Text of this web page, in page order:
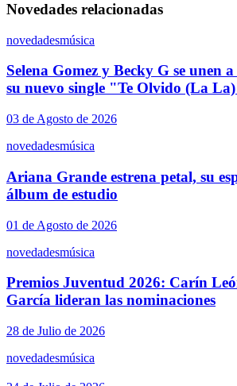
Novedades relacionadas
novedadesmúsica
Selena Gomez y Becky G se unen
su nuevo single "Te Olvido (La
03 de Agosto de 2026
novedadesmúsica
Ariana Grande estrena petal, su
álbum de estudio
01 de Agosto de 2026
novedadesmúsica
Premios Juventud 2026: Carín
García lideran las nominaciones
28 de Julio de 2026
novedadesmúsica